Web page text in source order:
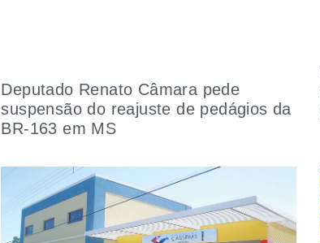
Deputado Renato Câmara pede
suspensão do reajuste de pedágios da
BR-163 em MS